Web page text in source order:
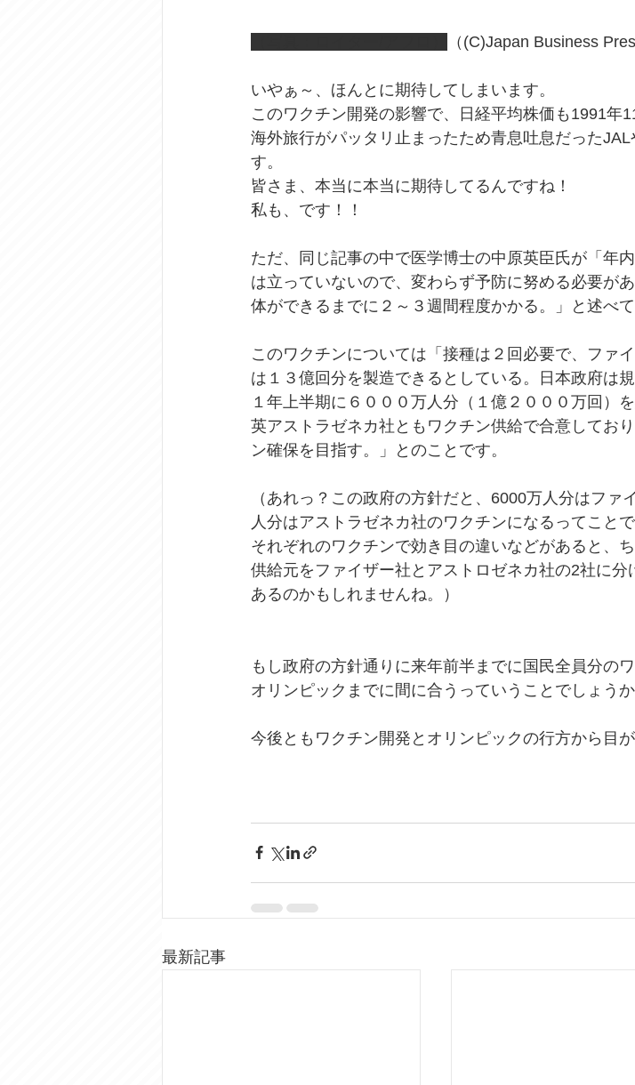
（(C)Japan Business
いやぁ～、ほんとに期待してしまいます。
このワクチン開発の影響で、日経平均株価も1991年
海外旅行がパッタリ止まったため青息吐息だった
す。
皆さま、本当に本当に期待してるんですね！
私も、です！！
ただ、同じ記事の中で医学博士の中原英臣氏が「年
は立っていないので、変わらず予防に努める必要が
体ができるまでに２～３週間程度かかる。」と述べて
このワクチンについては「接種は２回必要で、ファ
は１３億回分を製造できるとしている。日本政府は
１年上半期に６０００万人分（１億２０００万回）
英アストラゼネカ社ともワクチン供給で合意してお
ン確保を目指す。」とのことです。
（あれっ？この政府の方針だと、6000万人分はフ
人分はアストラゼネカ社のワクチンになるってこと
それぞれのワクチンで効き目の違いなどがあると、
供給元をファイザー社とアストロゼネカ社の2社に
あるのかもしれませんね。）
もし政府の方針通りに来年前半までに国民全員分の
オリンピックまでに間に合うっていうことでしょうか
今後ともワクチン開発とオリンピックの行方から目が
最新記事